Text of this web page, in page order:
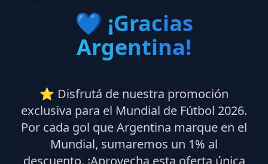
💙 ¡Gracias
Argentina!
⭐ Disfrutá de nuestra promoción
exclusiva para el Mundial de Fútbol 2026.
Por cada gol que Argentina marque en el
Mundial, sumaremos un 1% al
descuento. ¡Aprovecha esta oferta única